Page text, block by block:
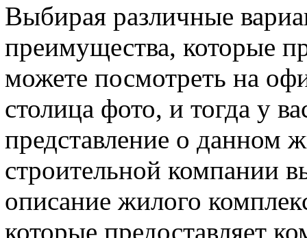
Выбирая различные
преимущества, которые
можете посмотреть на
столица фото, и тогда у
представление о данном
строительной компании
описание жилого
которые предоставляет